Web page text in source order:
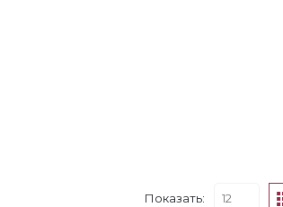
Показать: